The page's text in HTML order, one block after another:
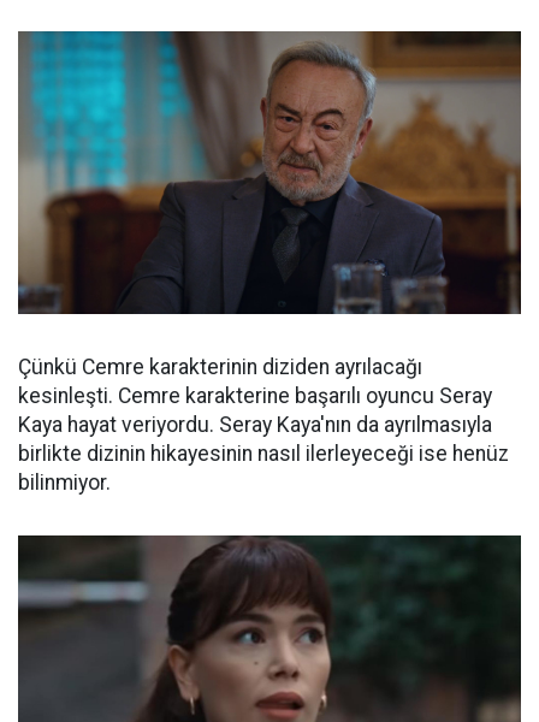
Çünkü Cemre karakterinin diziden ayrılacağı
kesinleşti. Cemre karakterine başarılı oyuncu Seray
Kaya hayat veriyordu. Seray Kaya'nın da ayrılmasıyla
birlikte dizinin hikayesinin nasıl ilerleyeceği ise henüz
bilinmiyor.